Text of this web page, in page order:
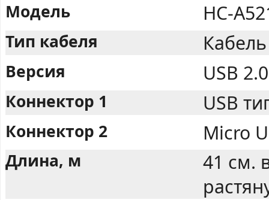
Модель HC-
Тип кабеля
Версия USB 2.0
Коннектор 1 USB
Коннектор 2 Micro
Длина, м
41 см.